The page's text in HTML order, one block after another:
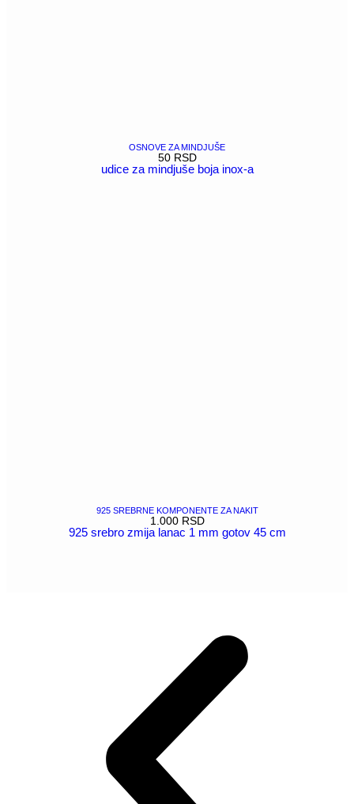
OSNOVE ZA MINDJUŠE
50 RSD
udice za mindjuše boja inox-a
925 SREBRNE KOMPONENTE ZA NAKIT
1.000 RSD
925 srebro zmija lanac 1 mm gotov 45 cm